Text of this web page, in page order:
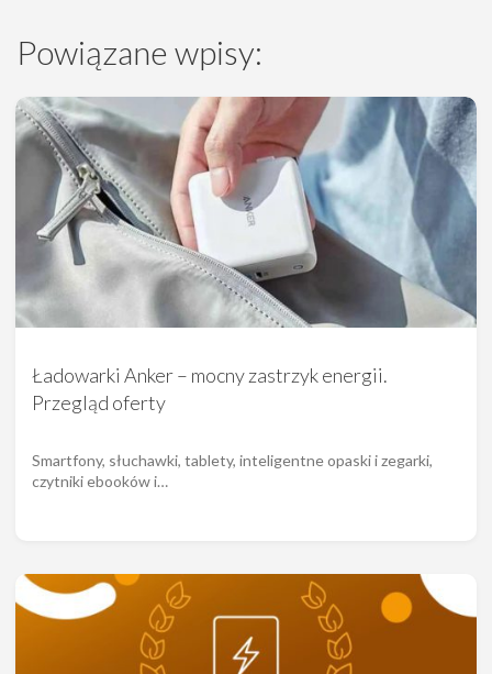
Powiązane wpisy:
Ładowarki Anker – mocny zastrzyk energii.
Przegląd oferty
Smartfony, słuchawki, tablety, inteligentne opaski i zegarki,
czytniki ebooków i…